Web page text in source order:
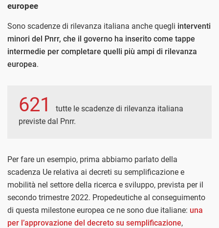
europee
Sono scadenze di rilevanza italiana anche quegli interventi
minori del Pnrr, che il governo ha inserito come tappe
intermedie per completare quelli più ampi di rilevanza
europea.
621
tutte le scadenze di rilevanza italiana
previste dal Pnrr.
Per fare un esempio, prima abbiamo parlato della
scadenza Ue relativa ai decreti su semplificazione e
mobilità nel settore della ricerca e sviluppo, prevista per il
secondo trimestre 2022. Propedeutiche al conseguimento
di questa milestone europea ce ne sono due italiane: una
per l’approvazione del decreto su semplificazione,